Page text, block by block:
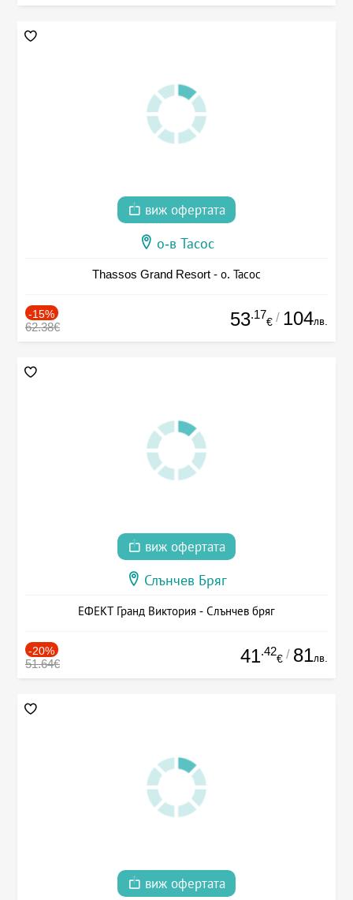
виж офертата
о-в Тасос
Thassos Grand Resort - о. Тасос
-15%
62.38€ 53.17
€ / 104лв.
виж офертата
Слънчев Бряг
ЕФЕКТ Гранд Виктория - Слънчев бряг
-20%
51.64€ 41.42
€ / 81лв.
виж офертата